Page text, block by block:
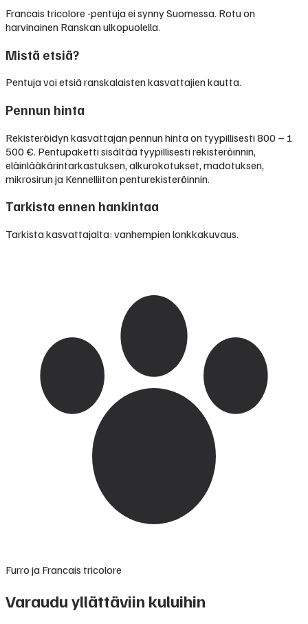
Francais tricolore -pentuja ei synny Suomessa. Rotu on
harvinainen Ranskan ulkopuolella.
Mistä etsiä?
Pentuja voi etsiä ranskalaisten kasvattajien kautta.
Pennun hinta
Rekisteröidyn kasvattajan pennun hinta on tyypillisesti800 – 1
500 €. Pentupaketti sisältää tyypillisesti rekisteröinnin,
eläinlääkärintarkastuksen, alkurokotukset, madotuksen,
mikrosirun ja Kennelliiton penturekisteröinnin.
Tarkista ennen hankintaa
Tarkista kasvattajalta: vanhempien lonkkakuvaus.
Furro ja Francais tricolore
Varaudu yllättäviin kuluihin